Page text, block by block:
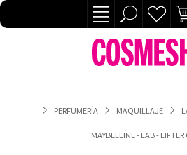
PERFUMERÍA MAQUILLAJE
MAYBELLINE - LAB - LIFTER